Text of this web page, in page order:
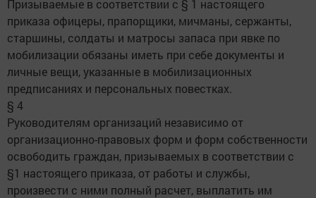
Призываемые в соответствии с § 1 настоящего
приказа офицеры, прапорщики, мичманы, сержанты,
старшины, солдаты и матросы запаса при явке по
мобилизации обязаны иметь при себе документы и
личные вещи, указанные в мобилизационных
предписаниях и персональных повестках.
§ 4
Руководителям организаций независимо от
организационно-правовых форм и форм собственности
освободить граждан, призываемых в соответствии с
§1 настоящего приказа, от работы и службы,
произвести с ними полный расчет, выплатить им